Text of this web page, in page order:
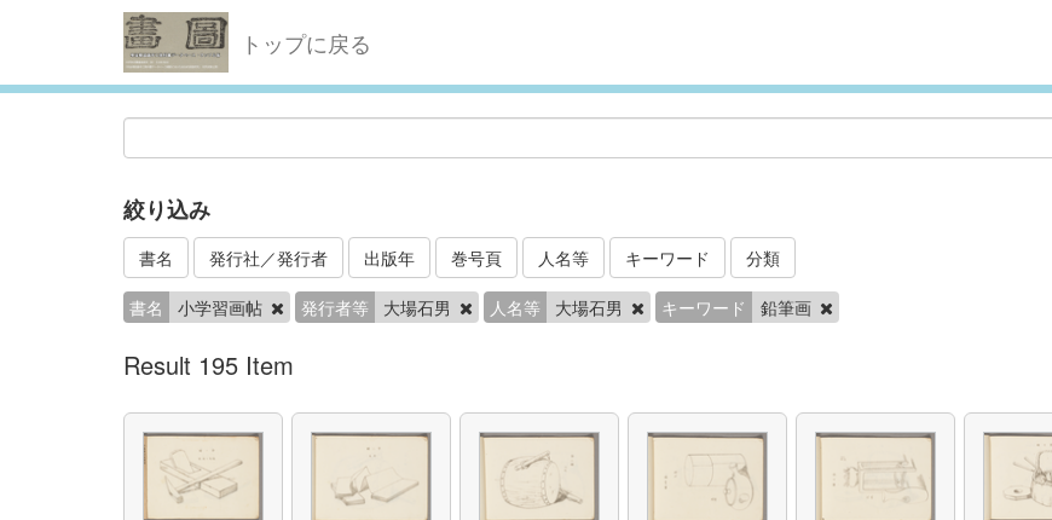
トップに戻る
絞り込み
書名 発行社／発行者 出版年 巻号頁 人名等 キーワード 分類
書名 小学習画帖 発行者等 大場石男 人名等 大場石男 キーワード 鉛筆画
Result 195 Item